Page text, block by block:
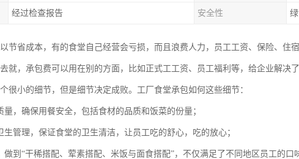
经过检查报告 安全性
节省成本，有的食堂自己经营会亏损，而且浪费人力，员工工资、保险、住
就，承包费可以用在别的方面，比如正式工工资、员工福利等，给企业解决了
很小的细节，但是细节决定成败。工厂食堂承包如何这些细节：
量，确保用餐安全，包括食材的品质和饭菜的份量；
生管理，保证食堂的卫生清洁，让员工吃的舒心，吃的放心；
做到“干稀搭配、荤素搭配、米饭与面食搭配”，不仅满足了不同地区员工的口